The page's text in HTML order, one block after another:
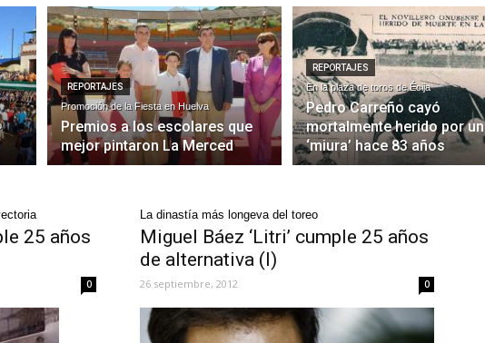
REPORTAJES
Promoción de la Fiesta en Huelva
Premios a los escolares que
mejor pintaron La Merced
REPORTAJES
En la plaza de toros de Écija
Pedro Carreño cayó
mortalmente herido por un
‘miura’ hace 83 años
25 años
0
La dinastía más longeva del toreo
Miguel Báez ‘Litri’ cumple 25 años
de alternativa (I)
26 septiembre, 2012 0